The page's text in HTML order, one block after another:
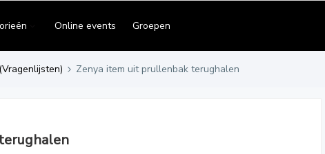
Online events Groepen
Zenya item uit prullenbak terughalen